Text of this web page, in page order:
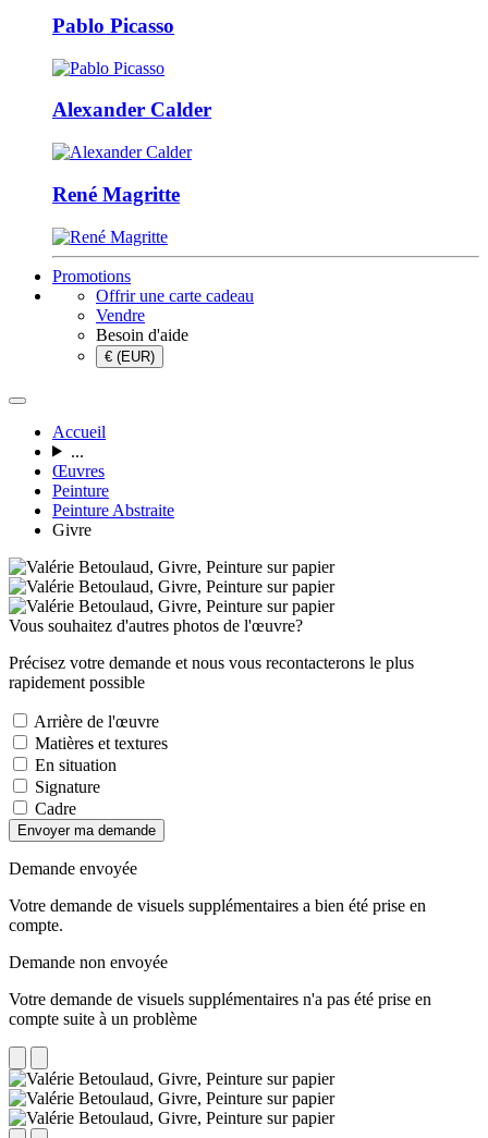
Pablo Picasso
Alexander Calder
René Magritte
Promotions
Offrir une carte cadeau
Vendre
Besoin d'aide
€ (EUR)
Accueil
...
Œuvres
Peinture
Peinture Abstraite
Givre
Vous souhaitez d'autres photos de l'œuvre?
Précisez votre demande et nous vous recontacterons le plus
rapidement possible
Arrière de l'œuvre
Matières et textures
En situation
Signature
Cadre
Envoyer ma demande
Demande envoyée
Votre demande de visuels supplémentaires a bien été prise en
compte.
Demande non envoyée
Votre demande de visuels supplémentaires n'a pas été prise en
compte suite à un problème